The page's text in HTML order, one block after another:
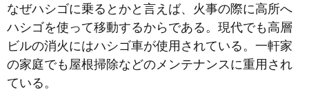
なぜハシゴに乗るとかと言えば、火事の際に高所へ
ハシゴを使って移動するからである。現代でも高層
ビルの消火にはハシゴ車が使用されている。一軒家
の家庭でも屋根掃除などのメンテナンスに重用され
ている。